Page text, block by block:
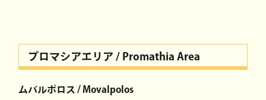
プロマシアエリア / Promathia Area
ムバルポロス / Movalpolos